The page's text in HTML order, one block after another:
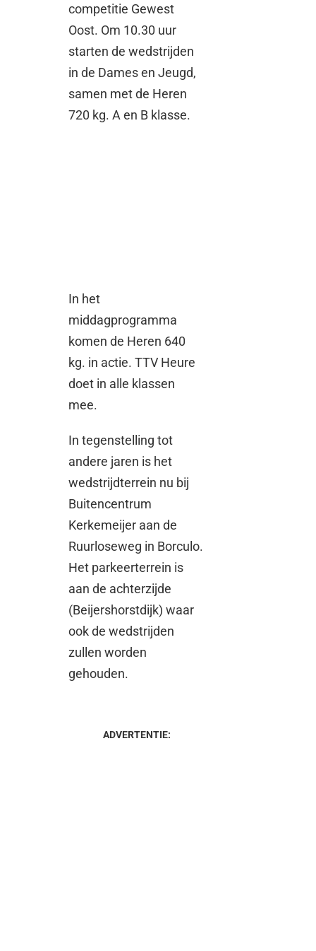
competitie Gewest
Oost. Om 10.30 uur
starten de wedstrijden
in de Dames en Jeugd,
samen met de Heren
720 kg. A en B klasse.
In het
middagprogramma
komen de Heren 640
kg. in actie. TTV Heure
doet in alle klassen
mee.
In tegenstelling tot
andere jaren is het
wedstrijdterrein nu bij
Buitencentrum
Kerkemeijer aan de
Ruurloseweg in Borculo.
Het parkeerterrein is
aan de achterzijde
(Beijershorstdijk) waar
ook de wedstrijden
zullen worden
gehouden.
ADVERTENTIE: